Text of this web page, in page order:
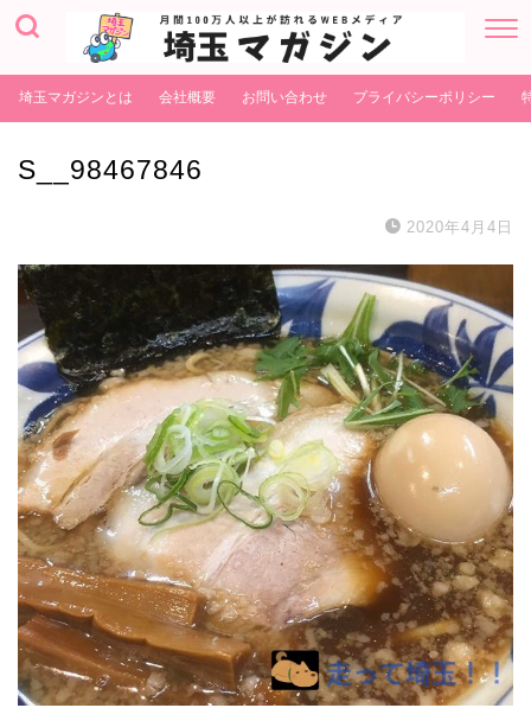
埼玉マガジンとは 会社概要 お問い合わせ プライバシーポリシー
S__98467846
2020年4月4日